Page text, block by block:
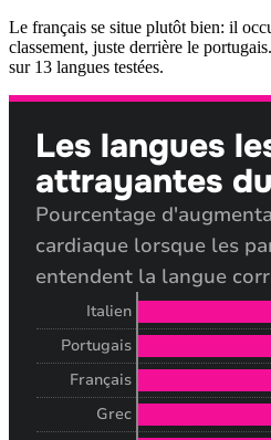
Le français se situe plutôt bien: il
classement, juste derrière le
sur 13 langues testées.